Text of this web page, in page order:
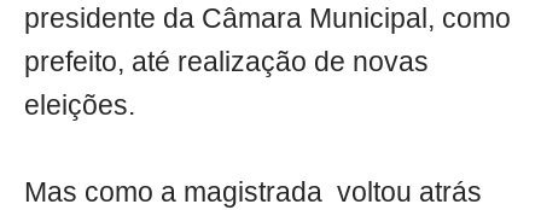
presidente da Câmara Municipal, como
prefeito, até realização de novas
eleições.
Mas como a magistrada voltou atrás